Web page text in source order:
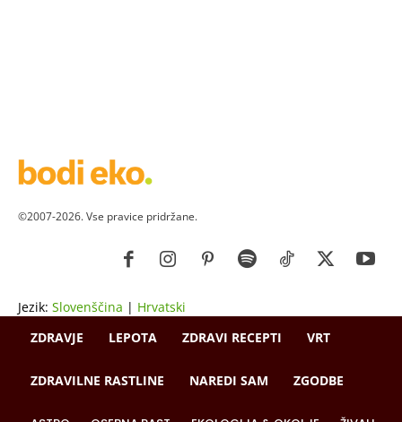
©2007-2026. Vse pravice pridržane.
Jezik: Slovenščina | Hrvatski
ZDRAVJE
LEPOTA ZDRAVI RECEPTI VRT
ZDRAVILNE RASTLINE NAREDI SAM ZGODBE